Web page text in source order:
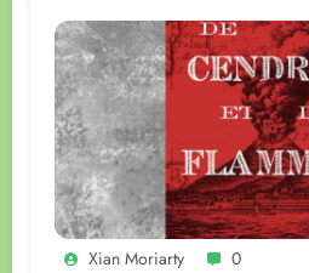
Xian Moriarty 0